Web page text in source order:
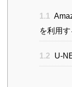
1.1
を利用す
1.2 U-